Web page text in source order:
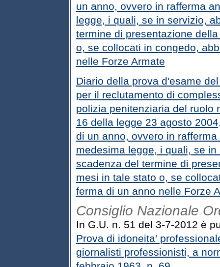
un anno, ovvero in rafferma
legge, i quali, se in servizio,
termine di presentazione
o, se collocati in congedo,
nelle Forze Armate
Diario della prova d'esame
per il reclutamento di
polizia penitenziaria del ruolo
16 della legge 23 agosto
di un anno, ovvero in
medesima legge, i quali, se
scadenza del termine di
mesi in tale stato o, se
ferma di un anno nelle Forze
Consiglio Nazionale
In G.U. n. 51 del 3-7-2012 è
Prova di idoneita'
giornalisti professionisti, a